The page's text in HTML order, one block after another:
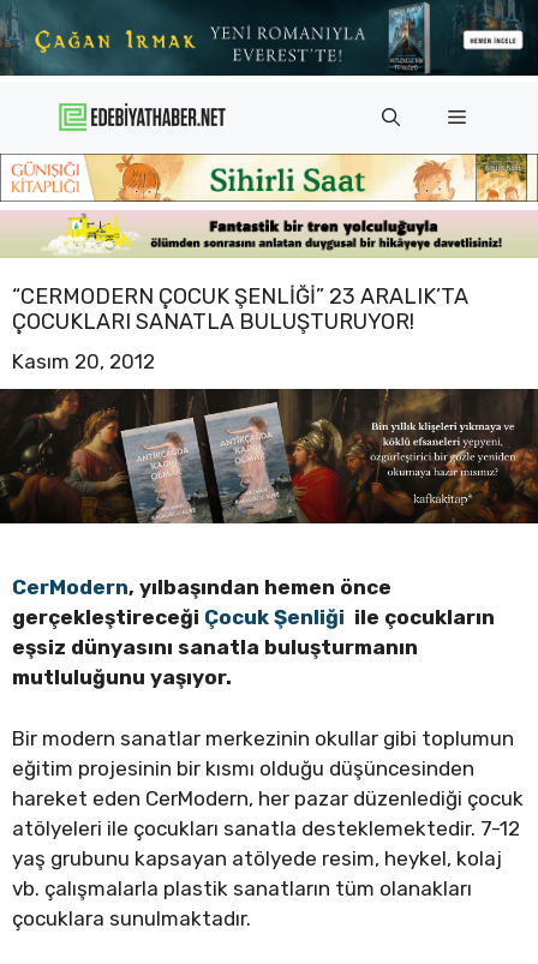
İçeriğe
atla
Menü
“CERMODERN ÇOCUK ŞENLIĞI” 23 ARALIK’TA
ÇOCUKLARI SANATLA BULUŞTURUYOR!
Kasım 20, 2012
CerModern, yılbaşından hemen önce
gerçekleştireceği Çocuk Şenliği ile çocukların
eşsiz dünyasını sanatla buluşturmanın
mutluluğunu yaşıyor.
Bir modern sanatlar merkezinin okullar gibi toplumun
eğitim projesinin bir kısmı olduğu düşüncesinden
hareket eden CerModern, her pazar düzenlediği çocuk
atölyeleri ile çocukları sanatla desteklemektedir. 7-12
yaş grubunu kapsayan atölyede resim, heykel, kolaj
vb. çalışmalarla plastik sanatların tüm olanakları
çocuklara sunulmaktadır.